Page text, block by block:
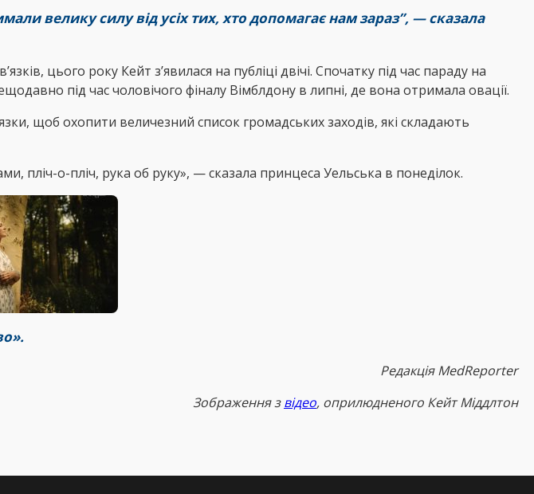
велику силу від усіх тих, хто допомагає нам зараз”, — сказала
цього року Кейт з’явилася на публіці двічі. Спочатку під час параду на
під час чоловічого фіналу Вімблдону в липні, де вона отримала овації.
щоб охопити величезний список громадських заходів, які складають
пліч-о-пліч, рука об руку», — сказала принцеса Уельська в понеділок.
Редакція MedReporter
Зображення звідео, оприлюдненого Кейт Міддлтон